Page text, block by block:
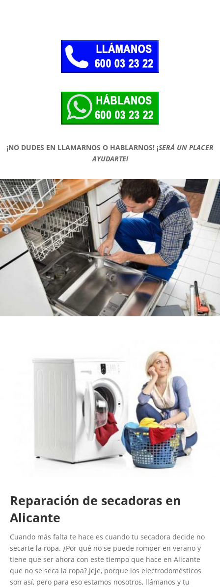
¡NO DUDES EN LLAMARNOS O HABLARNOS! ¡SERÁ UN PLACER
AYUDARTE!
Reparación de secadoras en
Alicante
Cuando más falta te hace es cuando tu secadora decide no
secarte la ropa. ¿Por qué no se puede romper en verano y
tiene que ser ahora con este tiempo que hace en Alicante
que no se seca la ropa? Jeje, porque los electrodomésticos
son así, pero para eso estamos nosotros, llámanos y tu